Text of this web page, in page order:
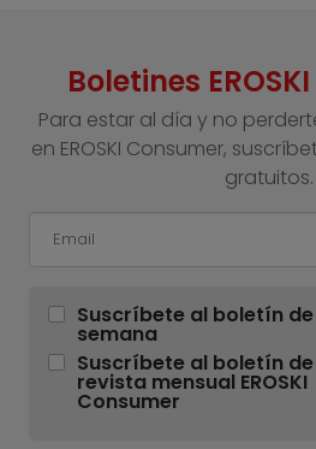
Boletines
Para estar al día y no
en EROSKI Consumer,
gratuitos.
Suscríbete al boletín de
semana
Suscríbete al boletín
revista mensual EROSKI
Consumer